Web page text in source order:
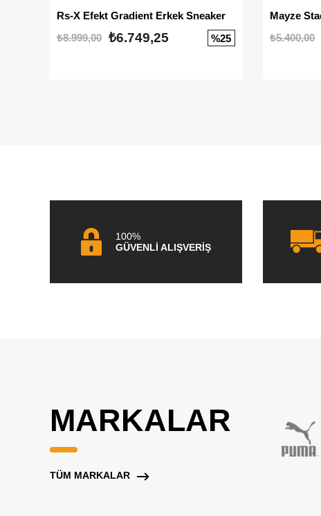
Rs-X Efekt Gradient Erkek Sneaker
₺8.999,00 ₺6.749,25 %25
₺5.400,00
100%
GÜVENLİ ALIŞVERİŞ
MARKALAR
TÜM MARKALAR